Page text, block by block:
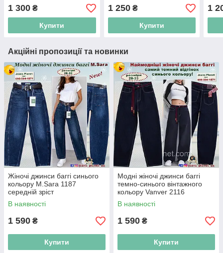
1 300 ₴
Купити
1 250₴
Купити
1
Акційні пропозиції та новинки
Жіночі джинси баггі синього
кольору M.Sara 1187
середній зріст
В наявності
1 590 ₴
Купити
Модні жіночі джинси баггі
темно-синього вінтажного
кольору Vanver 2116
В наявності
1 590 ₴
Купити